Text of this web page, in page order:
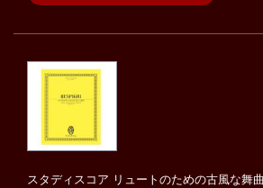
スタディスコア リュートのための古風な舞